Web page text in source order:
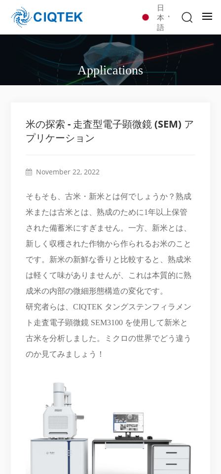
日
本
語
Applications
米の探索 - 走査型電子顕微鏡 (SEM) ア
プリケーション
November 22, 2022
そもそも、古米・新米とは何でしょうか？熟成
米または古米とは、熟成のために1年以上保管
された備蓄米にすぎません。一方、新米とは、
新しく収穫された作物から作られるお米のこと
です。新米の新鮮な香りと比較すると、熟成米
は軽くて味がありませんが、これは本質的に熟
成米の内部の微細形態構造の変化です。
研究者らは、CIQTEK タングステンフィラメン
ト走査電子顕微鏡 SEM3100 を使用して新米と
古米を分析しました。ミクロの世界でどう違う
のか見てみましょう！